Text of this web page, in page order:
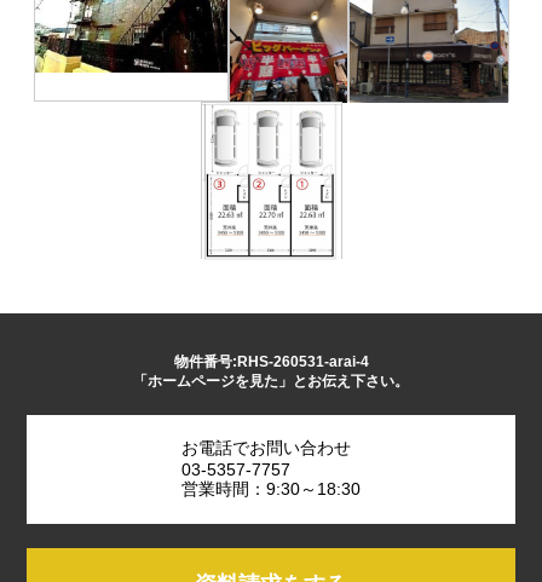
物件番号:RHS-260531-arai-4
「ホームページを見た」とお伝え下さい。
お電話でお問い合わせ
03-5357-7757
営業時間：9:30～18:30